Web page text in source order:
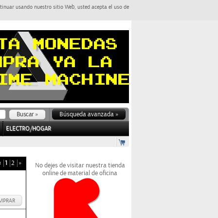
usando nuestro sitio Web, usted acepta el uso de
Búsqueda avanzada »
ELECTRO/HOGAR
1 2 »
No dejes de visitar nuestra tienda
online de material de oficina